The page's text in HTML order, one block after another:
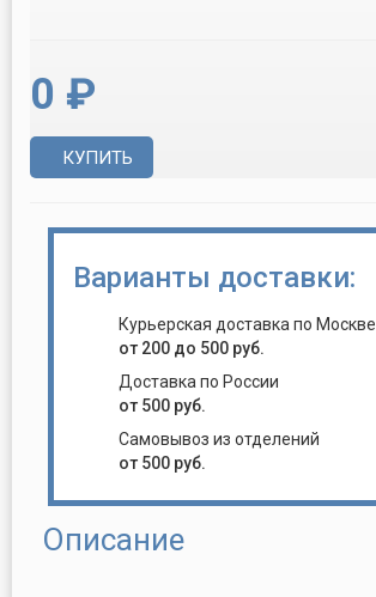
0 ₽
КУПИТЬ
Варианты доставки:
Курьерская доставка по Москве
от 200 до 500 руб.
Доставка по России
от 500 руб.
Самовывоз из отделений
от 500 руб.
Описание